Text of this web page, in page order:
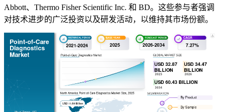
Abbott、Thermo Fisher Scientific Inc. 和 BD。这些参与者强调
对技术进步的广泛投资以及研发活动，以维持其市场份额。